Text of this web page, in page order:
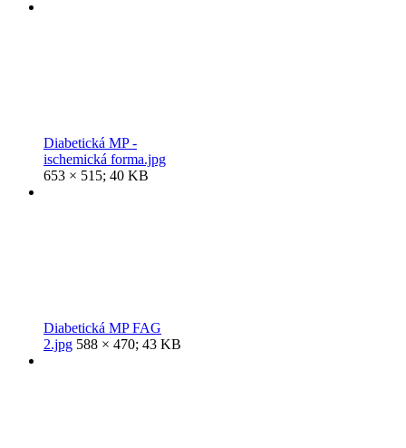
Diabetická MP -
ischemická forma.jpg
653 × 515; 40 KB
Diabetická MP FAG
2.jpg 588 × 470; 43 KB